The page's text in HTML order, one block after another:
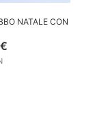
NATALE CON
€